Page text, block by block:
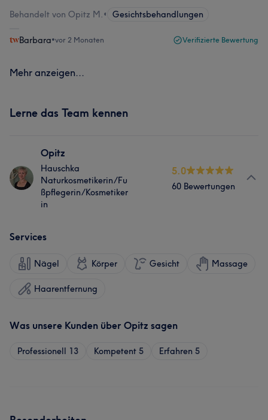
Behandelt von Opitz M.• Gesichtsbehandlungen
Barbara•vor 2 Monaten Verifizierte Bewertung
Mehr anzeigen...
Lerne das Team kennen
Opitz
Hauschka
Naturkosmetikerin/Fu
ßpflegerin/Kosmetiker
in
5.0
60 Bewertungen
Services
Nägel Körper Gesicht Massage
Haarentfernung
Was unsere Kunden über Opitz sagen
Professionell 13 Kompetent 5 Erfahren 5